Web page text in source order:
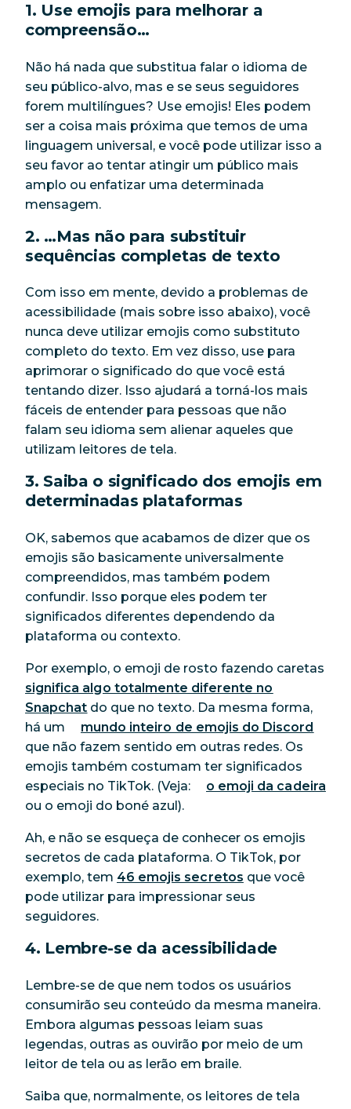
1. Use emojis para melhorar a
compreensão…
Não há nada que substitua falar o idioma de
seu público-alvo, mas e se seus seguidores
forem multilíngues? Use emojis! Eles podem
ser a coisa mais próxima que temos de uma
linguagem universal, e você pode utilizar isso a
seu favor ao tentar atingir um público mais
amplo ou enfatizar uma determinada
mensagem.
2. …Mas não para substituir
sequências completas de texto
Com isso em mente, devido a problemas de
acessibilidade (mais sobre isso abaixo), você
nunca deve utilizar emojis como substituto
completo do texto. Em vez disso, use para
aprimorar o significado do que você está
tentando dizer. Isso ajudará a torná-los mais
fáceis de entender para pessoas que não
falam seu idioma sem alienar aqueles que
utilizam leitores de tela.
3. Saiba o significado dos emojis em
determinadas plataformas
OK, sabemos que acabamos de dizer que os
emojis são basicamente universalmente
compreendidos, mas também podem
confundir. Isso porque eles podem ter
significados diferentes dependendo da
plataforma ou contexto.
Por exemplo, o emoji de rosto fazendo caretas
significa algo totalmente diferente no
Snapchat do que no texto. Da mesma forma,
há um
mundo inteiro de emojis do Discord
que não fazem sentido em outras redes. Os
emojis também costumam ter significados
especiais no TikTok. (Veja:
o emoji da cadeira
ou o emoji do boné azul).
Ah, e não se esqueça de conhecer os emojis
secretos de cada plataforma. O TikTok, por
exemplo, tem 46 emojis secretos que você
pode utilizar para impressionar seus
seguidores.
4. Lembre-se da acessibilidade
Lembre-se de que nem todos os usuários
consumirão seu conteúdo da mesma maneira.
Embora algumas pessoas leiam suas
legendas, outras as ouvirão por meio de um
leitor de tela ou as lerão em braile.
Saiba que, normalmente, os leitores de tela